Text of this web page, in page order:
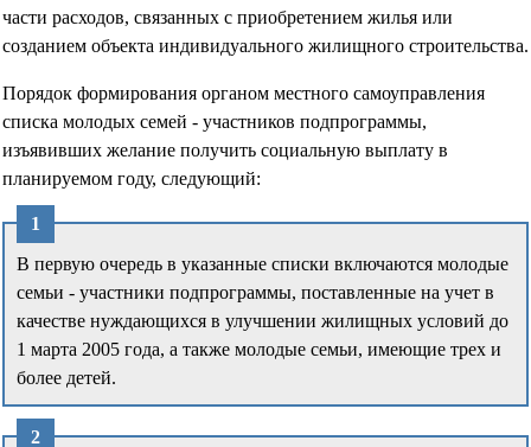
части расходов, связанных с приобретением жилья или
созданием объекта индивидуального жилищного строительства.
Порядок формирования органом местного самоуправления
списка молодых семей - участников подпрограммы,
изъявивших желание получить социальную выплату в
планируемом году, следующий:
В первую очередь в указанные списки включаются молодые
семьи - участники подпрограммы, поставленные на учет в
качестве нуждающихся в улучшении жилищных условий до
1 марта 2005 года, а также молодые семьи, имеющие трех и
более детей.